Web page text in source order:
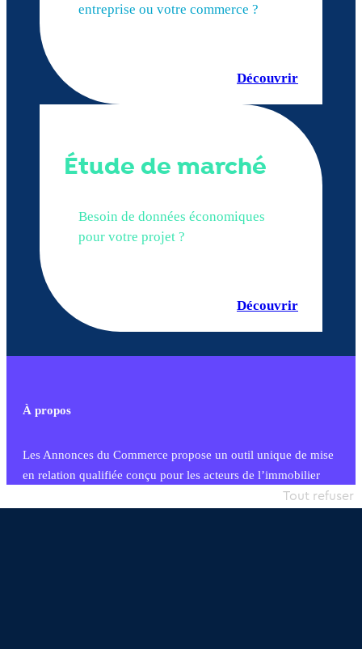
entreprise ou votre commerce ?
Découvrir
Étude de marché
Besoin de données économiques
pour votre projet ?
Découvrir
À propos
Les Annonces du Commerce propose un outil unique de mise
en relation qualifiée conçu pour les acteurs de l’immobilier
commercial et les collectivités territoriales, simple et intégrant
Tout refuser